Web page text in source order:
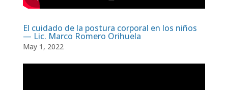
El cuidado de la postura corporal en los niños
— Lic. Marco Romero Orihuela
May 1, 2022